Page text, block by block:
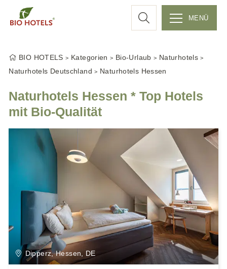
e
MENÜ
BIO HOTELS Kategorien Bio-Urlaub
Naturhotels
Naturhotels Deutschland
Naturhotels Hessen
Naturhotels Hessen * Top Hotels
mit Bio-Qualität
Dipperz, Hessen, DE